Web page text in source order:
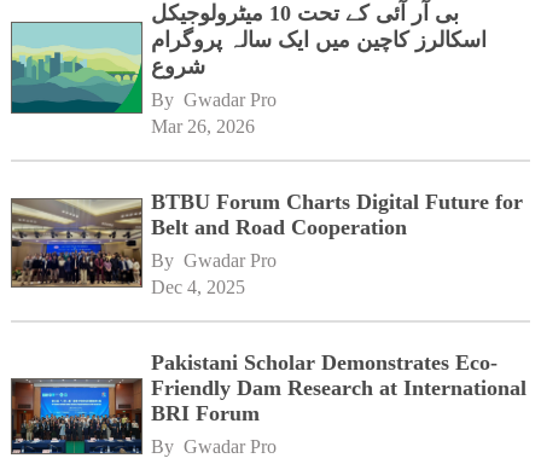
بی آر آئی کے تحت 10 میٹرولوجیکل
اسکالرز کاچین میں ایک سالہ پروگرام
شروع
By Gwadar Pro
Mar 26, 2026
BTBU Forum Charts Digital Future for
Belt and Road Cooperation
By Gwadar Pro
Dec 4, 2025
Pakistani Scholar Demonstrates Eco-
Friendly Dam Research at International
BRI Forum
By Gwadar Pro